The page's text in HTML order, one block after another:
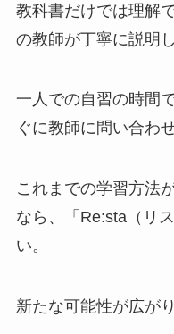
教科書だけでは理解
の教師が丁寧に説明
一人での自習の時間
ぐに教師に問い合わ
これまでの学習方法
なら、「Re:sta（リ
い。
新たな可能性が広がり